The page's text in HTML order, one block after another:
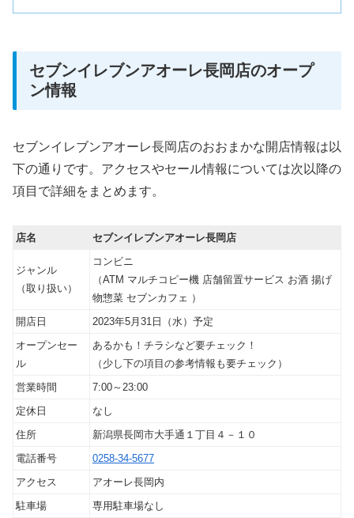
セブンイレブンアオーレ長岡店のオープ
ン情報
セブンイレブンアオーレ長岡店のおおまかな開店情報は以
下の通りです。アクセスやセール情報については次以降の
項目で詳細をまとめます。
店名 セブンイレブンアオーレ長岡店
ジャンル
（取り扱い）
コンビニ
（ATM マルチコピー機 店舗留置サービス お酒 揚げ
物惣菜 セブンカフェ ）
開店日
2023年5月31日（水）予定
オープンセー
ル
あるかも！チラシなど要チェック！
（少し下の項目の参考情報も要チェック）
営業時間
7:00～23:00
定休日
なし
住所
新潟県長岡市大手通１丁目４－１０
電話番号
0258-34-5677
アクセス
アオーレ長岡内
駐車場
専用駐車場なし